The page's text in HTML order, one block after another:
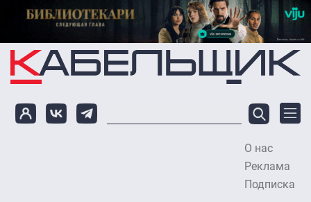
Перейти к основному содержанию
О нас
Реклама
Подписка